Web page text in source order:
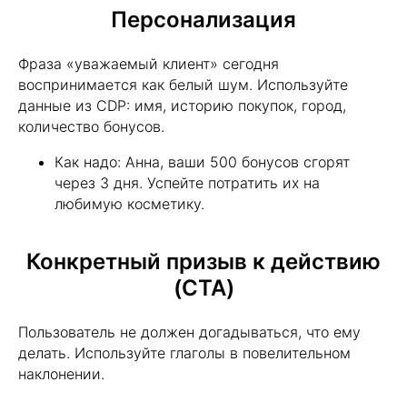
Персонализация
Фраза «уважаемый клиент» сегодня
воспринимается как белый шум. Используйте
данные из CDP: имя, историю покупок, город,
количество бонусов.
Как надо: Анна, ваши 500 бонусов сгорят
через 3 дня. Успейте потратить их на
любимую косметику.
Конкретный призыв к действию
(CTA)
Пользователь не должен догадываться, что ему
делать. Используйте глаголы в повелительном
наклонении.